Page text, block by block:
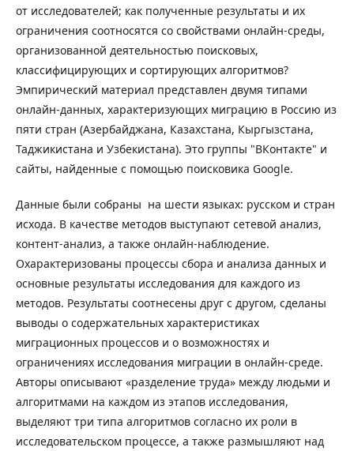
от исследователей; как полученные результаты и их
ограничения соотносятся со свойствами онлайн-среды,
организованной деятельностью поисковых,
классифицирующих и сортирующих алгоритмов?
Эмпирический материал представлен двумя типами
онлайн-данных, характеризующих миграцию в Россию из
пяти стран (Азербайджана, Казахстана, Кыргызстана,
Таджикистана и Узбекистана). Это группы "ВКонтакте" и
сайты, найденные с помощью поисковика Google.
Данные были собраны на шести языках: русском и стран
исхода. В качестве методов выступают сетевой анализ,
контент-анализ, а также онлайн-наблюдение.
Охарактеризованы процессы сбора и анализа данных и
основные результаты исследования для каждого из
методов. Результаты соотнесены друг с другом, сделаны
выводы о содержательных характеристиках
миграционных процессов и о возможностях и
ограничениях исследования миграции в онлайн-среде.
Авторы описывают «разделение труда» между людьми и
алгоритмами на каждом из этапов исследования,
выделяют три типа алгоритмов согласно их роли в
исследовательском процессе, а также размышляют над